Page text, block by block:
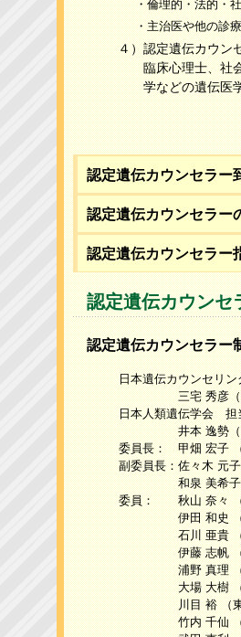
・倫理的・法的・
・主治医や他の診
４）認定遺伝カウン
臨床心理士、社
学などの遺伝医
認定遺伝カウンセラー
認定遺伝カウンセラー
認定遺伝カウンセラー
認定遺伝カウンセ
認定遺伝カウンセラー
日本遺伝カウンセリ
三宅 秀彦（お茶
日本人類遺伝学会 担
井本 逸勢（愛知
委員長： 甲畑 宏子
副委員長：佐々木 元
和泉 美希子 （
委員： 秋山 奈々 （
伊田 和史 （国立
石川 亜貴 （札
伊藤 志帆 （東京
浦野 真理 （国立
大場 大樹 （埼玉
川目 裕 （東京
竹内 千仙 （東